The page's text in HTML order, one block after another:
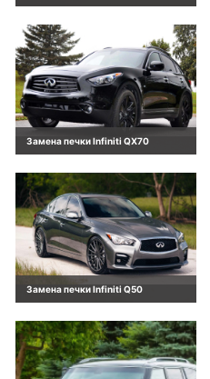
Замена печки Infiniti QX70
Замена печки Infiniti Q50